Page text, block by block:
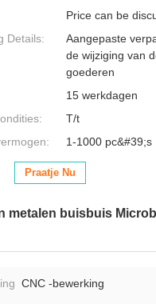
Price can be
Details:
Aangepaste
de wijziging van
goederen
15 werkdagen
T/t
1-1000 pc&#39;s
Praatje Nu
metalen buisbuis
CNC -bewerking